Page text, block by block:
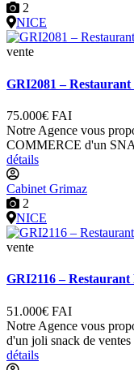
2
NICE
vente
GRI2081 –
75.000€ FAI
Notre Agence vous
COMMERCE d'un
détails
Cabinet Grimaz
2
NICE
vente
GRI2116 – Restaurant
51.000€ FAI
Notre Agence vous
d'un joli snack de ventes
détails